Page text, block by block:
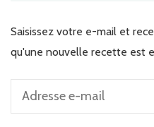
Saisissez votre e-mail et
qu'une nouvelle recette est
Adresse